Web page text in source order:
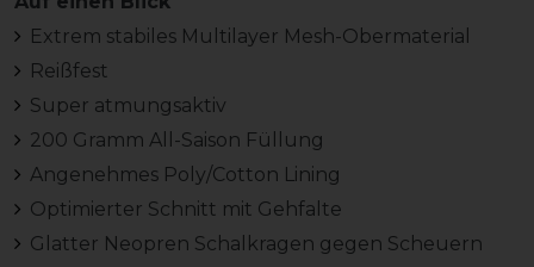
Extrem stabiles Multilayer Mesh-Obermaterial
Reißfest
Super atmungsaktiv
200 Gramm All-Saison Füllung
Angenehmes Poly/Cotton Lining
Optimierter Schnitt mit Gehfalte
Glatter Neopren Schalkragen gegen Scheuern